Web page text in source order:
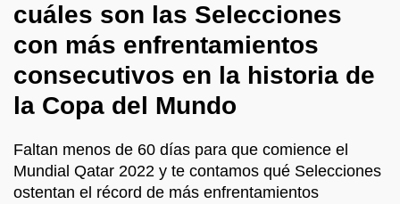
cuáles son las Selecciones
con más enfrentamientos
consecutivos en la historia de
la Copa del Mundo
Faltan menos de 60 días para que comience el
Mundial Qatar 2022 y te contamos qué Selecciones
ostentan el récord de más enfrentamientos